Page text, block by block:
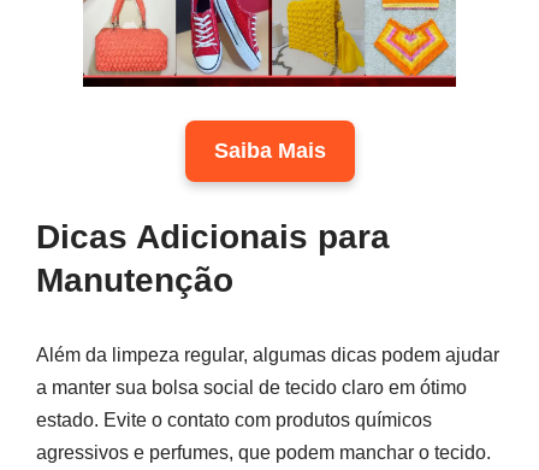
Saiba Mais
Dicas Adicionais para
Manutenção
Além da limpeza regular, algumas dicas podem ajudar
a manter sua bolsa social de tecido claro em ótimo
estado. Evite o contato com produtos químicos
agressivos e perfumes, que podem manchar o tecido.